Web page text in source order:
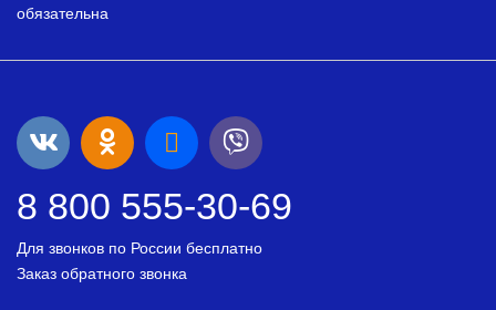
обязательна
8 800 555-30-69
Для звонков по России бесплатно
Заказ обратного звонка